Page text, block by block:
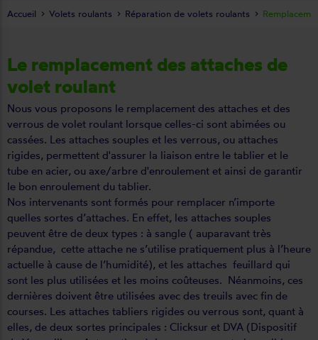
Le remplacement des attaches de
volet roulant
Nous vous proposons le remplacement des attaches et des
verrous de volet roulant lorsque celles-ci sont abimées ou
cassées. Les attaches souples et les verrous, ou attaches
rigides, permettent d'assurer la liaison entre le tablier et le
tube en acier, ou axe/arbre d'enroulement et ainsi de garantir
le bon enroulement du tablier.
Nos intervenants sont formés pour remplacer n’importe
quelles sortes d’attaches. En effet, les attaches souples
peuvent être de deux types : à sangle ( auparavant très
répandue, cette attache ne s’utilise pratiquement plus à l’heure
actuelle à cause de l’humidité), et les attaches feuillard qui
sont les plus utilisées et les moins coûteuses. Néanmoins, ces
dernières doivent être utilisées avec des treuils avec fin de
courses. Les attaches tabliers rigides ou verrous sont, quant à
elles, de deux sortes principales : Clicksur et DVA (Dispositif
Accueil Volets roulants Réparation de volets roulants